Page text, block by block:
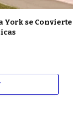
York se Convierte